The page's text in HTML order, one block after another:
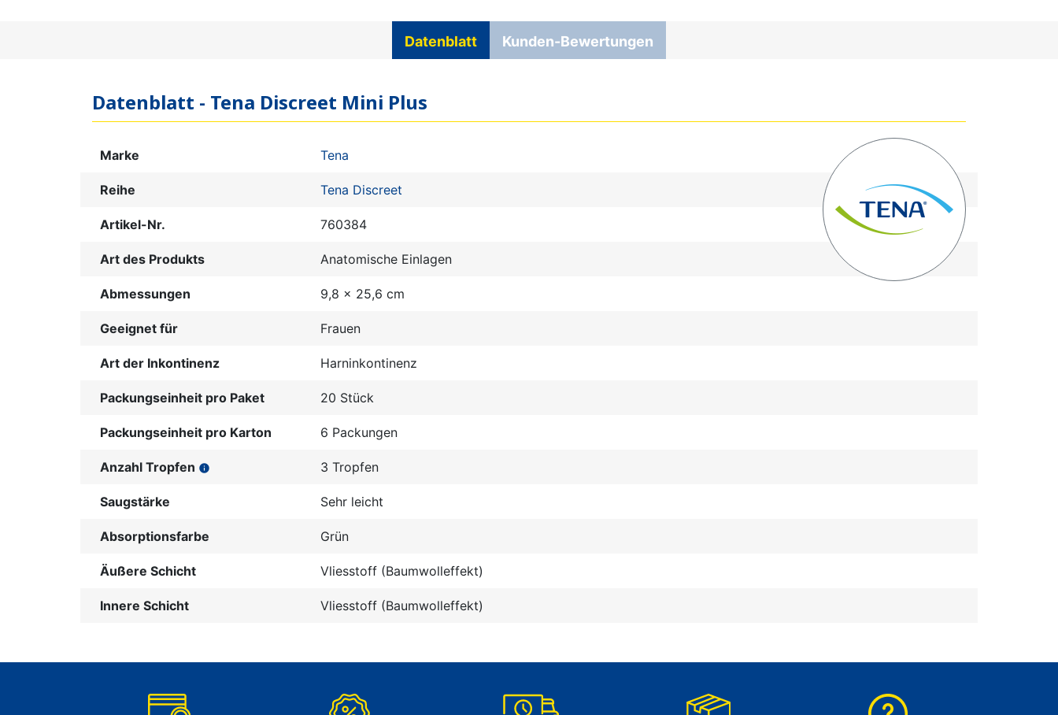
Datenblatt Kunden-Bewertungen
Datenblatt - Tena Discreet Mini Plus
Marke Tena
Reihe Tena Discreet
Artikel-Nr. 760384
Art des Produkts Anatomische Einlagen
Abmessungen 9,8 x 25,6 cm
Geeignet für Frauen
Art der Inkontinenz Harninkontinenz
Packungseinheit pro Paket 20 Stück
Packungseinheit pro Karton 6 Packungen
Anzahl Tropfen info 3 Tropfen
Saugstärke Sehr leicht
Absorptionsfarbe Grün
Äußere Schicht Vliesstoff (Baumwolleffekt)
Innere Schicht Vliesstoff (Baumwolleffekt)